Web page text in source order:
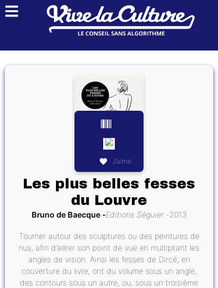
J’aime
Les plus belles fesses
du Louvre
Bruno de Baecque Editions Séguier 2013
Tourner autour des sculptures ou des peintures de
nus, afin d’aérer son point de vue en multipliant les
angles de vision. Ainsi les fesses de Dircé, en
couverture du livre, ont du volume sous un angle,
des contours sous un autre, ou, sous un troisième